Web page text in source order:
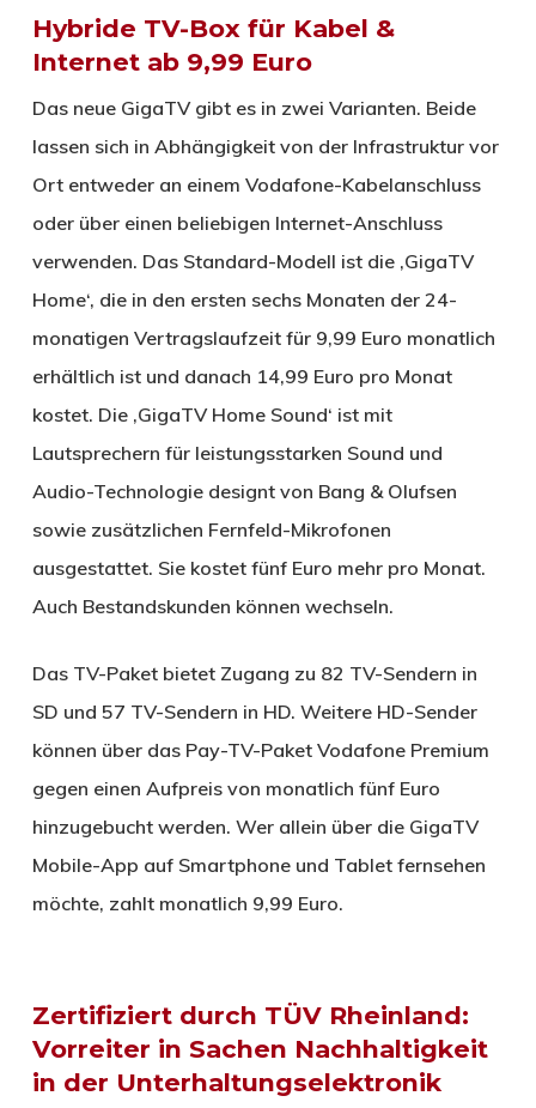
Hybride TV-Box für Kabel &
Internet ab 9,99 Euro
Das neue GigaTV gibt es in zwei Varianten. Beide
lassen sich in Abhängigkeit von der Infrastruktur vor
Ort entweder an einem Vodafone-Kabelanschluss
oder über einen beliebigen Internet-Anschluss
verwenden. Das Standard-Modell ist die ‚GigaTV
Home‘, die in den ersten sechs Monaten der 24-
monatigen Vertragslaufzeit für 9,99 Euro monatlich
erhältlich ist und danach 14,99 Euro pro Monat
kostet. Die ‚GigaTV Home Sound‘ ist mit
Lautsprechern für leistungsstarken Sound und
Audio-Technologie designt von Bang & Olufsen
sowie zusätzlichen Fernfeld-Mikrofonen
ausgestattet. Sie kostet fünf Euro mehr pro Monat.
Auch Bestandskunden können wechseln.
Das TV-Paket bietet Zugang zu 82 TV-Sendern in
SD und 57 TV-Sendern in HD. Weitere HD-Sender
können über das Pay-TV-Paket Vodafone Premium
gegen einen Aufpreis von monatlich fünf Euro
hinzugebucht werden. Wer allein über die GigaTV
Mobile-App auf Smartphone und Tablet fernsehen
möchte, zahlt monatlich 9,99 Euro.
Zertifiziert durch TÜV Rheinland:
Vorreiter in Sachen Nachhaltigkeit
in der Unterhaltungselektronik